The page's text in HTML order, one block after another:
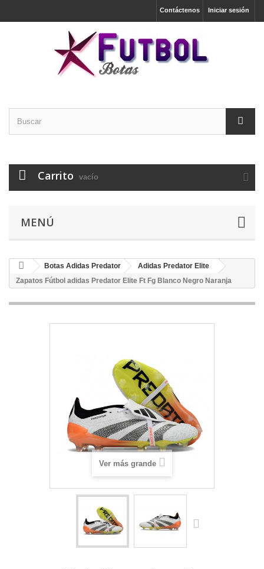
Iniciar sesión
Contáctenos
Carrito vacío
MENÚ
Botas Adidas Predator
Adidas Predator Elite
Zapatos Fútbol adidas Predator Elite Ft Fg Blanco Negro Naranja
Ver más grande